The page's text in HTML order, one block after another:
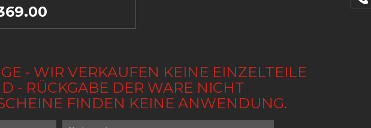
- WIR VERKAUFEN KEINE EINZELTEILE
- RÜCKGABE DER WARE NICHT
FINDEN KEINE ANWENDUNG.